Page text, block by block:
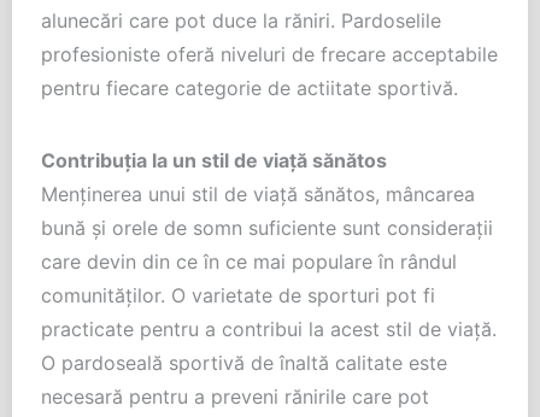
alunecări care pot duce la răniri. Pardoselile
profesioniste oferă niveluri de frecare acceptabile
pentru fiecare categorie de actiitate sportivă.
Contribuția la un stil de viață sănătos
Menținerea unui stil de viață sănătos, mâncarea
bună și orele de somn suficiente sunt considerații
care devin din ce în ce mai populare în rândul
comunităților. O varietate de sporturi pot fi
practicate pentru a contribui la acest stil de viață.
O pardoseală sportivă de înaltă calitate este
necesară pentru a preveni rănirile care pot